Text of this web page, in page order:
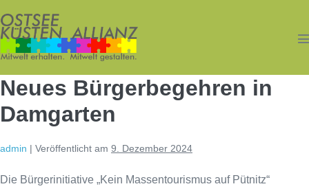
Inhalt
springen
Neues Bürgerbegehren in
Damgarten
admin | Veröffentlicht am 9. Dezember 2024
Die Bürgerinitiative „Kein Massentourismus auf Pütnitz“